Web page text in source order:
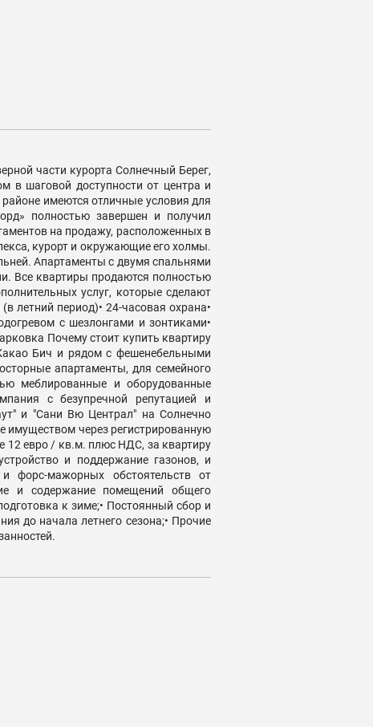
части курорта Солнечный Берег,
в шаговой доступности от центра и
имеются отличные условия для
полностью завершен и получил
на продажу, расположенных в
курорт и окружающие его холмы.
Апартаменты с двумя спальнями
Все квартиры продаются полностью
услуг, которые сделают
летний период)• 24-часовая охрана•
с шезлонгами и зонтиками•
Почему стоит купить квартиру
Бич и рядом с фешенебельными
апартаменты, для семейного
меблированные и оборудованные
с безупречной репутацией и
и "Сани Вю Централ" на Солнечно
имуществом через регистрированную
евро / кв.м. плюс НДС, за квартиру
и поддержание газонов, и
форс-мажорных обстоятельств от
и содержание помещений общего
к зиме;• Постоянный сбор и
до начала летнего сезона;• Прочие